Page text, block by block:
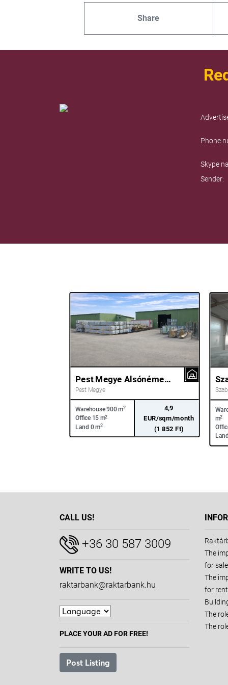
Share
Phone
Skype
Sender:
Pest Megye Alsónémedi 5-ös út mellett
Pest Megye
Warehouse900 m2
Office 15 m2
Land 0 m2
4,9
EUR/sqm/month
(1 852 Ft)
m2
CALL US!
+36 30 587 3009
WRITE TO US!
raktarbank@raktarbank.hu
PLACE YOUR AD FOR FREE!
Post Listing
The
for sale
The
for rent
The
The